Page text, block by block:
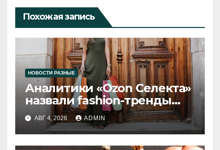
Похожая запись
НОВОСТИ РАЗНЫЕ
Аналитики «Ozon Селекта»
назвали fashion-тренды
2026 года
АВГ 4, 2026 ADMIN